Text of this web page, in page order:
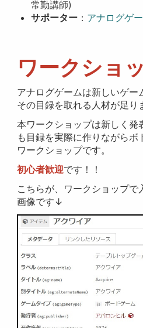
常勤講師)
サポーター ： アナログゲ
ワークショ
アナログゲームは新しいゲー
その目録を取れる人材が足り
本ワークショップは新しく発
も目録を実際に作りながらボ
ワークショップです。
初心者歓迎です！！
こちらが、ワークショップ
画像です↓